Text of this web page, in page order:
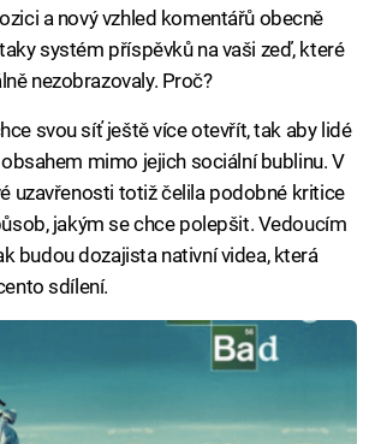
a nový vzhled komentářů obecně
systém příspěvků na vaši zeď, které
nezobrazovaly. Proč?
svou síť ještě více otevřít, tak aby lidé
mimo jejich sociální bublinu. V
uzavřenosti totiž čelila podobné kritice
jakým se chce polepšit. Vedoucím
budou dozajista nativní videa, která
sdílení.